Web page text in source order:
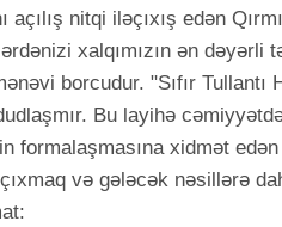
açılış nitqi iləçıxış edən
xalqımızın ən dəyərli
borcudur. "Sıfır
Bu layihə
formalaşmasına xidmət
və gələcək nəsillərə